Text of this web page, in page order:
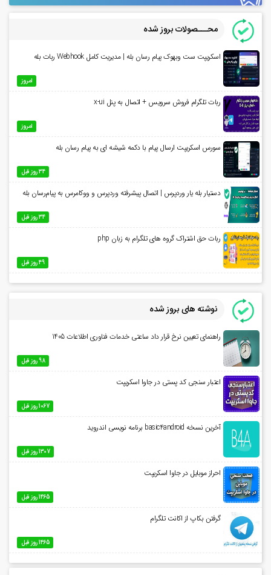
محـــصولات بروز شده
اسکریپت ست وبهوک پیام رسان بله | مدیریت کامل Webhook ربات بله
امروز
ربات تلگرام فروش سرویس + اتصال به پنل x-ui
امروز
سورس اسکریپت ارسال پیام با دکمه شیشه ای به پیام رسان بله
34 روز قبل
دستیار بله یار وردپرس | اتصال پیشرفته وردپرس و ووکامرس به پیام‌رسان بله
34 روز قبل
ربات حق اشتراک گروه های تلگرام به زبان php
49 روز قبل
نوشته های بروز شده
راهنمای تعیین نرخ قرار داد ساعتی خدمات فناوری اطلاعات 1405
98 روز قبل
اعتبار سنجی کد پستی در جاوا اسکریپت
1067 روز قبل
آخرین نسخه basic4android برنامه نویسی اندروید
1307 روز قبل
احراز موبایل در جاوا اسکریپت
1465 روز قبل
گرفتن بکاپ از اکانت تلگرام
1465 روز قبل